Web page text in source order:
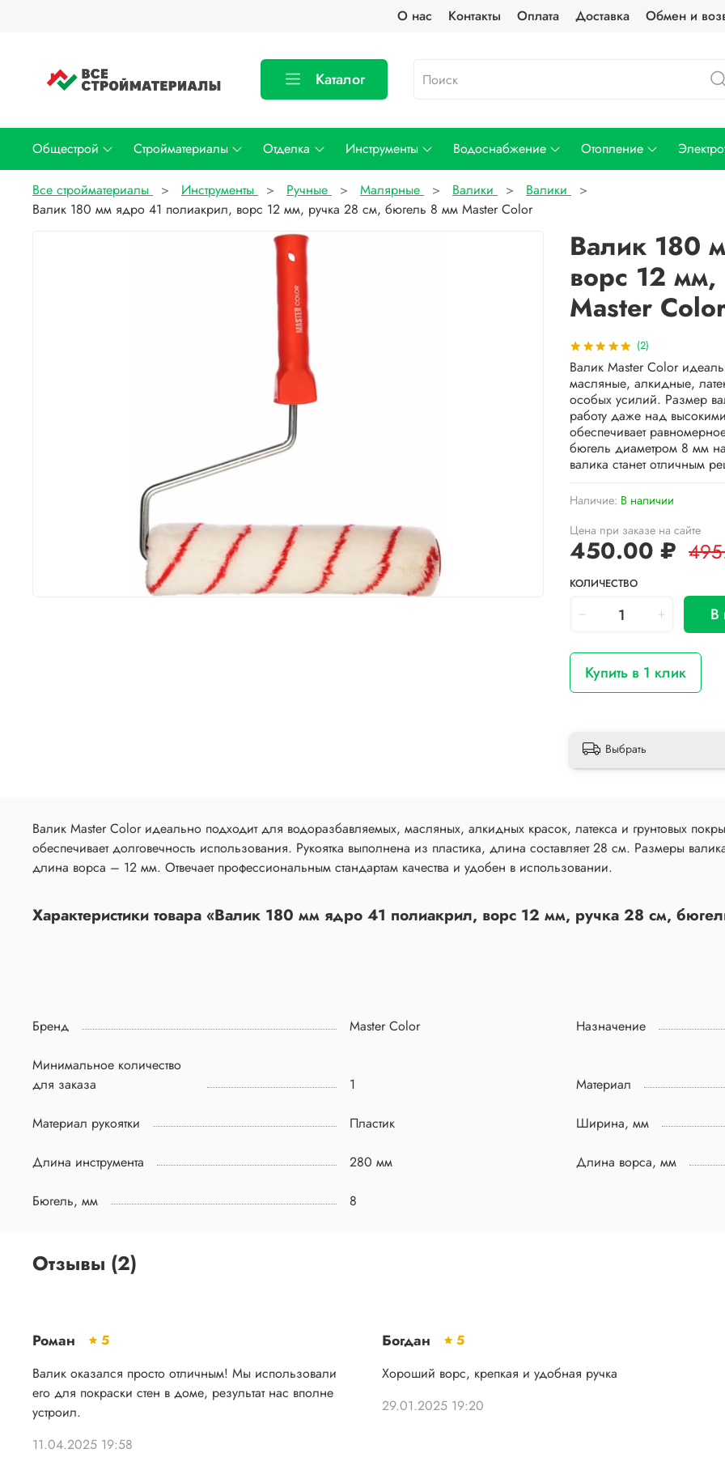
О нас Контакты Оплата Доставка Обмен и
Каталог
Общестрой Стройматериалы Отделка Инструменты Водоснабжение Отопление
Все стройматериалы Инструменты Ручные Малярные Валики
Валики
Валик 180 мм ядро 41 полиакрил, ворс 12 мм, ручка 28 см, бюгель 8 мм Master Color
(2)
Наличие: В наличии
Валик 180
ворс 12
Master
Цена при заказе на сайте
450.00 ₽
КОЛИЧЕСТВО
В
Купить в 1 клик
Валик Master Color
масляные, алкидные,
особых усилий. Размер
работу даже над
обеспечивает
бюгель диаметром 8 мм
валика станет отличным
Выбрать
Валик Master Color идеально подходит для водоразбавляемых, масляных, алкидных красок, латекса и грунтовых
обеспечивает долговечность использования. Рукоятка выполнена из пластика, длина составляет 28 см. Размеры
длина ворса – 12 мм. Отвечает профессиональным стандартам качества и удобен в использовании.
Характеристики товара «Валик 180 мм ядро 41 полиакрил, ворс 12 мм, ручка 28 см,
Бренд Master Color Назначение
Минимальное количество
для заказа
1 Материал
Материал рукоятки Пластик Ширина, мм
Длина инструмента 280 мм Длина ворса, мм
Бюгель, мм 8
Отзывы (2)
Роман
5
Валик оказался просто отличным! Мы использовали
его для покраски стен в доме, результат нас вполне
устроил.
11.04.2025 19:58
Богдан
5
Хороший ворс, крепкая и удобная ручка
29.01.2025 19:20